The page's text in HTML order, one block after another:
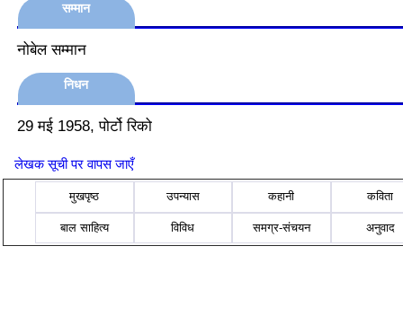
सम्मान
नोबेल सम्मान
निधन
29 मई 1958, पोर्टो रिको
लेखक सूची पर वापस जाएँ
मुखपृष्ठ उपन्यास कहानी कविता
बाल साहित्य विविध समग्र-संचयन अनुवाद